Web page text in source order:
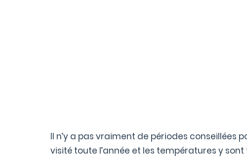
Il n’y a pas vraiment de périodes conseillées
visité toute l’année et les températures y